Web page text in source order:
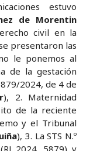
estuvo
de Morentin
civil en la
presentaron las
le ponemos al
de la gestación
2024, de 4 de
), 2. Maternidad
de la reciente
y el Tribunal
), 3. La STS N.º